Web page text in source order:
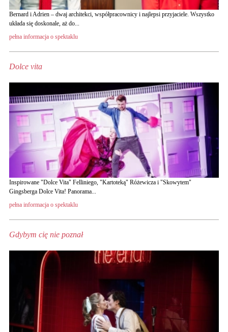
Bernard i Adrien – dwaj architekci, współpracownicy i najlepsi przyjaciele. Wszystko
układa się doskonale, aż do...
pełna informacja o spektaklu
Dolce vita
Inspirowane "Dolce Vita" Felliniego, "Kartoteką" Różewicza i "Skowytem"
Gingsberga Dolce Vita! Panorama...
pełna informacja o spektaklu
Gdybym cię nie poznał